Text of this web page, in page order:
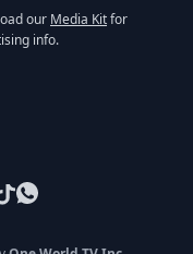
our Media Kitfor
info.